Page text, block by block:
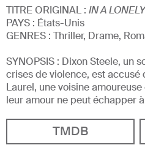
TITRE ORIGINAL : IN A
PAYS : États-Unis
GENRES : Thriller, Drame,
SYNOPSIS : Dixon Steele, un
crises de violence, est accusé
Laurel, une voisine
leur amour ne peut échapper
TMDB